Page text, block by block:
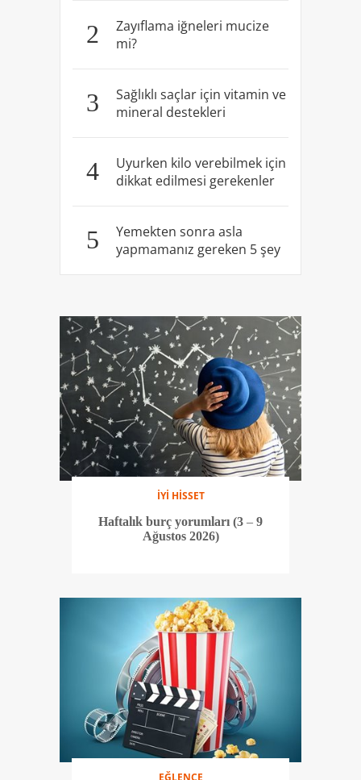
2
Zayıflama iğneleri mucize
mi?
3
Sağlıklı saçlar için vitamin ve
mineral destekleri
4
Uyurken kilo verebilmek için
dikkat edilmesi gerekenler
5
Yemekten sonra asla
yapmamanız gereken 5 şey
İYİ HİSSET
Haftalık burç yorumları (3 – 9
Ağustos 2026)
EĞLENCE